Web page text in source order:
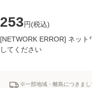
253円(税込)
[NETWORK ERROR] ネッ
してください
※一部地域・離島につきま